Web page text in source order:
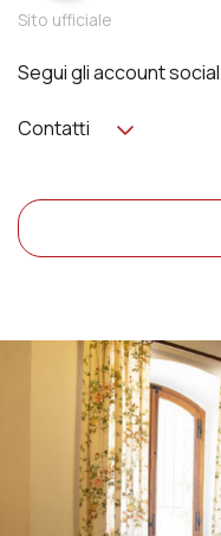
Sito ufficiale
Segui gli account social
Contatti